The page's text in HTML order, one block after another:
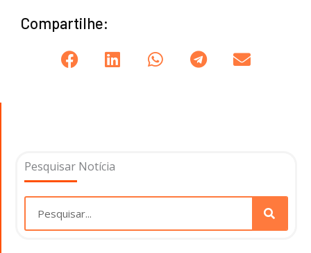
Compartilhe:
Pesquisar Notícia